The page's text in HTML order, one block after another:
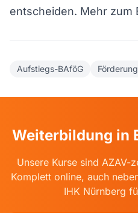
entscheiden. Mehr zum
Aufstiegs-BAföG Förderung
Weiterbildung in
Unsere Kurse sind
Komplett online, auch
IHK Nürnberg